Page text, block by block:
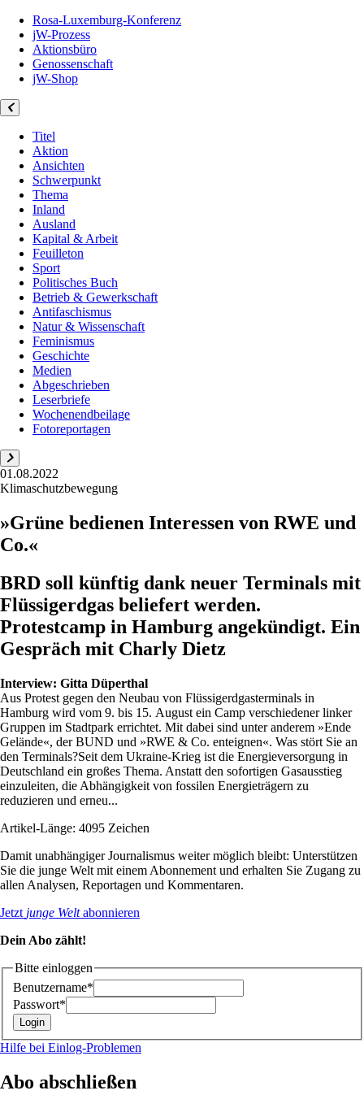
Rosa-Luxemburg-Konferenz
jW-Prozess
Aktionsbüro
Genossenschaft
jW-Shop
Titel
Aktion
Ansichten
Schwerpunkt
Thema
Inland
Ausland
Kapital & Arbeit
Feuilleton
Sport
Politisches Buch
Betrieb & Gewerkschaft
Antifaschismus
Natur & Wissenschaft
Feminismus
Geschichte
Medien
Abgeschrieben
Leserbriefe
Wochenendbeilage
Fotoreportagen
01.08.2022
Klimaschutzbewegung
»Grüne bedienen Interessen von RWE und
Co.«
BRD soll künftig dank neuer Terminals mit
Flüssigerdgas beliefert werden.
Protestcamp in Hamburg angekündigt. Ein
Gespräch mit Charly Dietz
Interview: Gitta Düperthal
Aus Protest gegen den Neubau von Flüssigerdgasterminals in
Hamburg wird vom 9. bis 15. August ein Camp verschiedener linker
Gruppen im Stadtpark errichtet. Mit dabei sind unter anderem »Ende
Gelände«, der BUND und »RWE & Co. enteignen«. Was stört Sie an
den Terminals?Seit dem Ukraine-Krieg ist die Energieversorgung in
Deutschland ein großes Thema. Anstatt den sofortigen Gasausstieg
einzuleiten, die Abhängigkeit von fossilen Energieträgern zu
reduzieren und erneu...
Artikel-Länge: 4095 Zeichen
Damit unabhängiger Journalismus weiter möglich bleibt: Unterstützen
Sie die junge Welt mit einem Abonnement und erhalten Sie Zugang zu
allen Analysen, Reportagen und Kommentaren.
Jetzt junge Weltabonnieren
Dein Abo zählt!
Bitte einloggen
Benutzername*
Passwort*
Hilfe bei Einlog-Problemen
Abo abschließen